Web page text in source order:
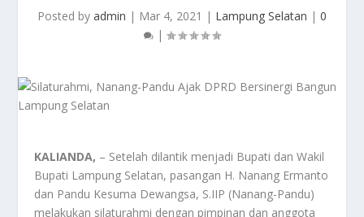
Posted by admin | Mar 4, 2021 | Lampung Selatan | 0
|
KALIANDA, – Setelah dilantik menjadi Bupati dan Wakil
Bupati Lampung Selatan, pasangan H. Nanang Ermanto
dan Pandu Kesuma Dewangsa, S.IIP (Nanang-Pandu)
melakukan silaturahmi dengan pimpinan dan anggota